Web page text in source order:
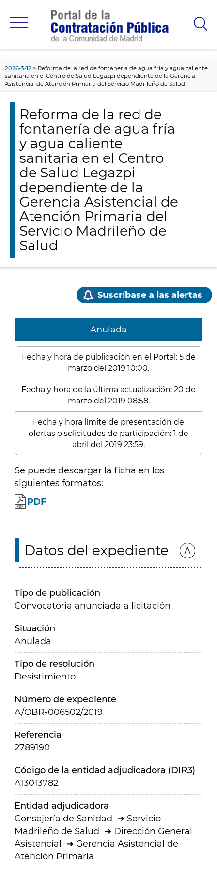
principal
2026-3-12
Reforma de la red de fontanería de agua fría y agua caliente
sanitaria en el Centro de Salud Legazpi dependiente de la Gerencia
Asistencial de Atención Primaria del Servicio Madrileño de Salud
Reforma de la red de
fontanería de agua fría
y agua caliente
sanitaria en el Centro
de Salud Legazpi
dependiente de la
Gerencia Asistencial de
Atención Primaria del
Servicio Madrileño de
Salud
Suscríbase a las alertas
Anulada
Fecha y hora de publicación en el Portal: 5 de
marzo del 2019 10:00.
Fecha y hora de la última actualización: 20 de
marzo del 2019 08:58.
Fecha y hora límite de presentación de
ofertas o solicitudes de participación: 1 de
abril del 2019 23:59.
Se puede descargar la ficha en los
siguientes formatos:
PDF
Datos del expediente
Tipo de publicación
Convocatoria anunciada a licitación
Situación
Anulada
Tipo de resolución
Desistimiento
Número de expediente
A/OBR-006502/2019
Referencia
2789190
Código de la entidad adjudicadora (DIR3)
A13013782
Entidad adjudicadora
Consejería de Sanidad
Servicio
Madrileño de Salud
Dirección General
Asistencial
Gerencia Asistencial de
Atención Primaria